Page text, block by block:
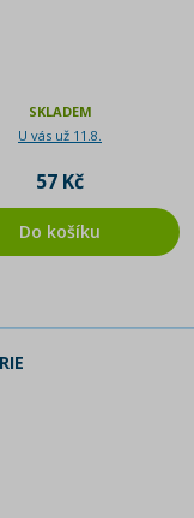
SKLADEM
U vás už 11.8.
57 Kč
Do košíku